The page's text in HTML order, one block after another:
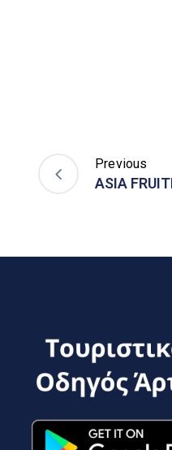
Previous
ASIA